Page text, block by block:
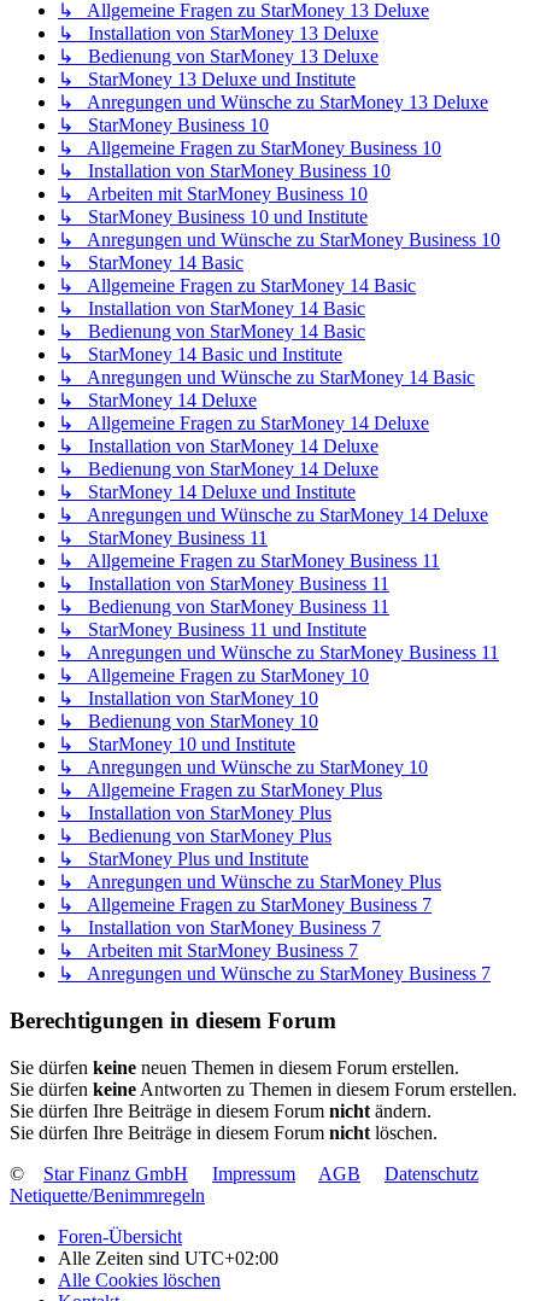
↳ Allgemeine Fragen zu StarMoney 13 Deluxe
↳ Installation von StarMoney 13 Deluxe
↳ Bedienung von StarMoney 13 Deluxe
↳ StarMoney 13 Deluxe und Institute
↳ Anregungen und Wünsche zu StarMoney 13 Deluxe
↳ StarMoney Business 10
↳ Allgemeine Fragen zu StarMoney Business 10
↳ Installation von StarMoney Business 10
↳ Arbeiten mit StarMoney Business 10
↳ StarMoney Business 10 und Institute
↳ Anregungen und Wünsche zu StarMoney Business 10
↳ StarMoney 14 Basic
↳ Allgemeine Fragen zu StarMoney 14 Basic
↳ Installation von StarMoney 14 Basic
↳ Bedienung von StarMoney 14 Basic
↳ StarMoney 14 Basic und Institute
↳ Anregungen und Wünsche zu StarMoney 14 Basic
↳ StarMoney 14 Deluxe
↳ Allgemeine Fragen zu StarMoney 14 Deluxe
↳ Installation von StarMoney 14 Deluxe
↳ Bedienung von StarMoney 14 Deluxe
↳ StarMoney 14 Deluxe und Institute
↳ Anregungen und Wünsche zu StarMoney 14 Deluxe
↳ StarMoney Business 11
↳ Allgemeine Fragen zu StarMoney Business 11
↳ Installation von StarMoney Business 11
↳ Bedienung von StarMoney Business 11
↳ StarMoney Business 11 und Institute
↳ Anregungen und Wünsche zu StarMoney Business 11
↳ Allgemeine Fragen zu StarMoney 10
↳ Installation von StarMoney 10
↳ Bedienung von StarMoney 10
↳ StarMoney 10 und Institute
↳ Anregungen und Wünsche zu StarMoney 10
↳ Allgemeine Fragen zu StarMoney Plus
↳ Installation von StarMoney Plus
↳ Bedienung von StarMoney Plus
↳ StarMoney Plus und Institute
↳ Anregungen und Wünsche zu StarMoney Plus
↳ Allgemeine Fragen zu StarMoney Business 7
↳ Installation von StarMoney Business 7
↳ Arbeiten mit StarMoney Business 7
↳ Anregungen und Wünsche zu StarMoney Business 7
Berechtigungen in diesem Forum
Sie dürfen keine neuen Themen in diesem Forum erstellen.
Sie dürfen keine Antworten zu Themen in diesem Forum erstellen.
Sie dürfen Ihre Beiträge in diesem Forum nicht ändern.
Sie dürfen Ihre Beiträge in diesem Forum nicht löschen.
©
Star Finanz GmbH Impressum AGB
Datenschutz
Netiquette/Benimmregeln
Foren-Übersicht
Alle Zeiten sind UTC+02:00
Alle Cookies löschen